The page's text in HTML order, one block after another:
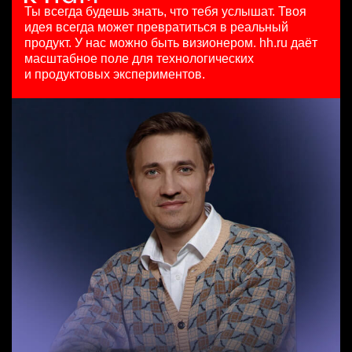
4 авг. 2026
150000 ₽
Нижний Новгород
HeadHunter::Коммерческий департамент
7200000 - 16800000 so'm
Менеджер по продажам B2B (сегмент SMB)
HeadHunter::Телефонные продажи
29 июл. 2026
з/п не указана
Москва
Продуктовый маркетолог b2b, брендинговые продукты
HeadHunter::Департамент маркетинга
20 июл. 2026
з/п не указана
Москва
Ты всегда будешь знать, что тебя услышат. Твоя
идея всегда может превратиться в реальный
продукт. У нас можно быть визионером. hh.ru даёт
масштабное поле для технологических
и продуктовых экспериментов.